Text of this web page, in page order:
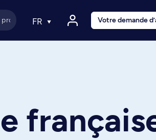
FR Votre demande